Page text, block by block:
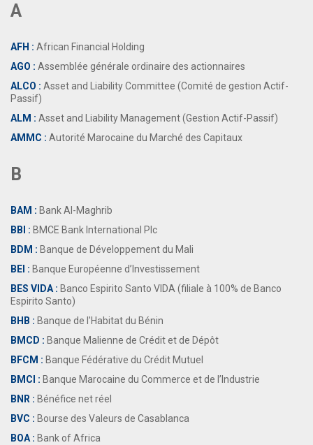
A
AFH : African Financial Holding
AGO : Assemblée générale ordinaire des actionnaires
ALCO : Asset and Liability Committee (Comité de gestion Actif-
Passif)
ALM : Asset and Liability Management (Gestion Actif-Passif)
AMMC : Autorité Marocaine du Marché des Capitaux
B
BAM : Bank Al-Maghrib
BBI : BMCE Bank International Plc
BDM : Banque de Développement du Mali
BEI : Banque Européenne d’Investissement
BES VIDA : Banco Espirito Santo VIDA (filiale à 100% de Banco
Espirito Santo)
BHB : Banque de l'Habitat du Bénin
BMCD : Banque Malienne de Crédit et de Dépôt
BFCM : Banque Fédérative du Crédit Mutuel
BMCI : Banque Marocaine du Commerce et de l’Industrie
BNR : Bénéfice net réel
BVC : Bourse des Valeurs de Casablanca
BOA : Bank of Africa